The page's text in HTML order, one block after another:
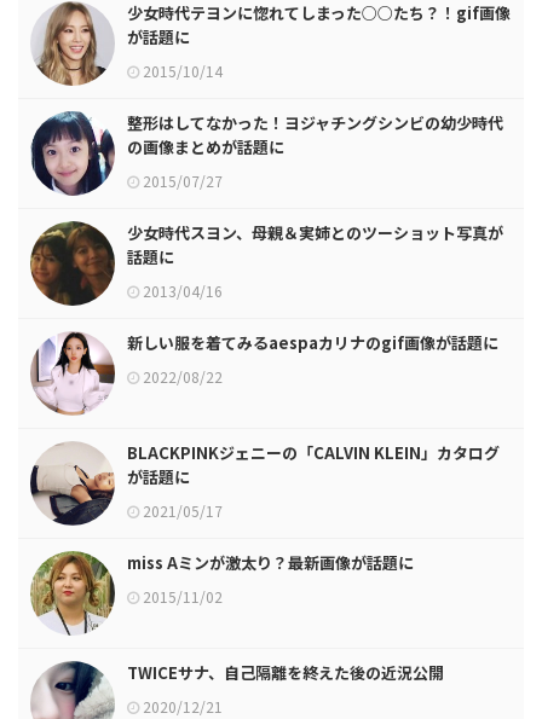
少女時代テヨンに惚れてしまった○○たち？！gif画像
が話題に
2015/10/14
整形はしてなかった！ヨジャチングシンビの幼少時代
の画像まとめが話題に
2015/07/27
少女時代スヨン、母親＆実姉とのツーショット写真が
話題に
2013/04/16
新しい服を着てみるaespaカリナのgif画像が話題に
2022/08/22
BLACKPINKジェニーの「CALVIN KLEIN」カタログ
が話題に
2021/05/17
miss Aミンが激太り？最新画像が話題に
2015/11/02
TWICEサナ、自己隔離を終えた後の近況公開
2020/12/21